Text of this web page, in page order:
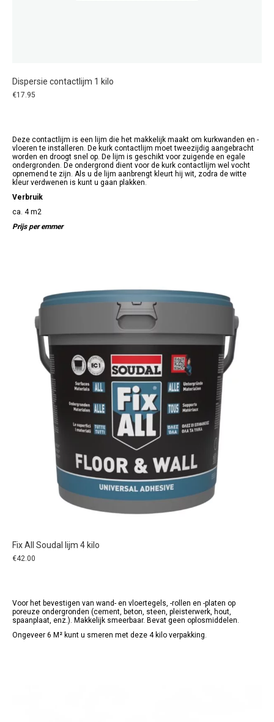
Dispersie contactlijm 1 kilo
€17.95
Deze contactlijm is een lijm die het makkelijk maakt om kurkwanden en -
vloeren te installeren. De kurk contactlijm moet tweezijdig aangebracht
worden en droogt snel op. De lijm is geschikt voor zuigende en egale
ondergronden. De ondergrond dient voor de kurk contactlijm wel vocht
opnemend te zijn. Als u de lijm aanbrengt kleurt hij wit, zodra de witte
kleur verdwenen is kunt u gaan plakken.
Verbruik
ca. 4 m2
Prijs per emmer
Fix All Soudal lijm 4 kilo
€42.00
Voor het bevestigen van wand- en vloertegels, -rollen en -platen op
poreuze ondergronden (cement, beton, steen, pleisterwerk, hout,
spaanplaat, enz.). Makkelijk smeerbaar. Bevat geen oplosmiddelen.
Ongeveer 6 M² kunt u smeren met deze 4 kilo verpakking.